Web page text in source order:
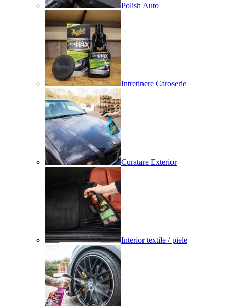
Polish Auto
Intretinere Caroserie
Curatare Exterior
Interior textile / piele